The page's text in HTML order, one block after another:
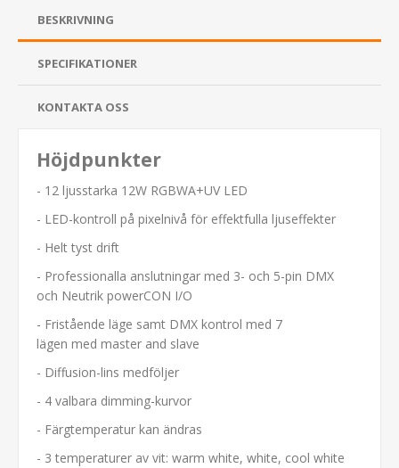
BESKRIVNING
SPECIFIKATIONER
KONTAKTA OSS
Höjdpunkter
- 12 ljusstarka 12W RGBWA+UV LED
- LED-kontroll på pixelnivå för effektfulla ljuseffekter
- Helt tyst drift
- Professionalla anslutningar med 3- och 5-pin DMX
och Neutrik powerCON I/O
- Fristående läge samt DMX kontrol med 7
lägen med master and slave
- Diffusion-lins medföljer
- 4 valbara dimming-kurvor
- Färgtemperatur kan ändras
- 3 temperaturer av vit: warm white, white, cool white